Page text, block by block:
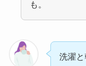
も。
洗濯と